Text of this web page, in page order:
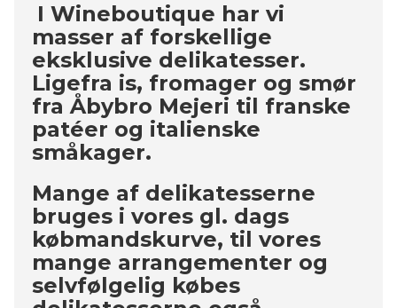
I Wineboutique har vi
masser af forskellige
eksklusive delikatesser.
Ligefra is, fromager og smør
fra Åbybro Mejeri til franske
patéer og italienske
småkager.
Mange af delikatesserne
bruges i vores gl. dags
købmandskurve, til vores
mange arrangementer og
selvfølgelig købes